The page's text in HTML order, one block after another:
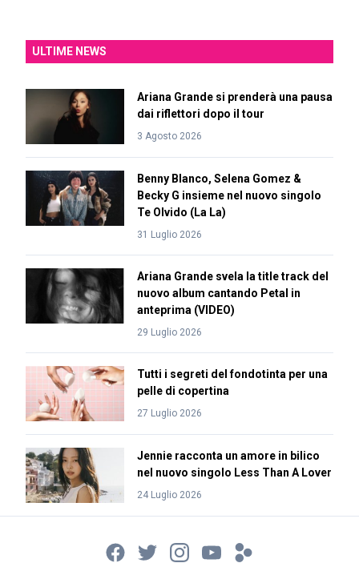
ULTIME NEWS
Ariana Grande si prenderà una pausa
dai riflettori dopo il tour
3 Agosto 2026
Benny Blanco, Selena Gomez &
Becky G insieme nel nuovo singolo
Te Olvido (La La)
31 Luglio 2026
Ariana Grande svela la title track del
nuovo album cantando Petal in
anteprima (VIDEO)
29 Luglio 2026
Tutti i segreti del fondotinta per una
pelle di copertina
27 Luglio 2026
Jennie racconta un amore in bilico
nel nuovo singolo Less Than A Lover
24 Luglio 2026